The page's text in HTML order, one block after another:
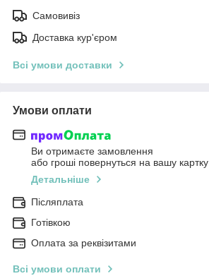
Самовивіз
Доставка кур'єром
Всі умови доставки
Умови оплати
Ви отримаєте замовлення
або гроші повернуться на вашу картку
Детальніше
Післяплата
Готівкою
Оплата за реквізитами
Всі умови оплати